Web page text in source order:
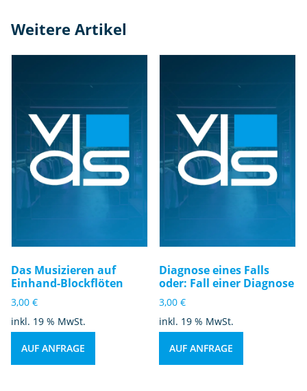
Weitere Artikel
Das Musizieren auf
Einhand-Blockflöten
3,00 €
inkl. 19 % MwSt.
AUF ANFRAGE
Diagnose eines Falls
oder: Fall einer Diagnose
3,00€
inkl. 19 % MwSt.
AUF ANFRAGE